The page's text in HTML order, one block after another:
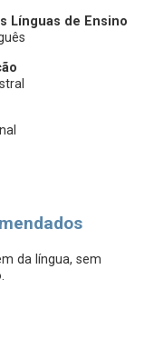
Línguas de Ensino
da língua, sem